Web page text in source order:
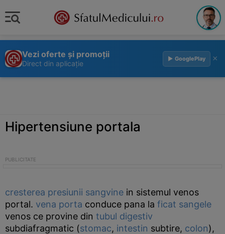
Vezi oferte și promoții
Direct din aplicație
▶ GooglePlay ×
Hipertensiune portala
cresterea presiunii sangvine in sistemul venos
portal. vena porta conduce pana la ficat sangele
venos ce provine din tubul digestiv
subdiafragmatic (stomac, intestin subtire, colon),